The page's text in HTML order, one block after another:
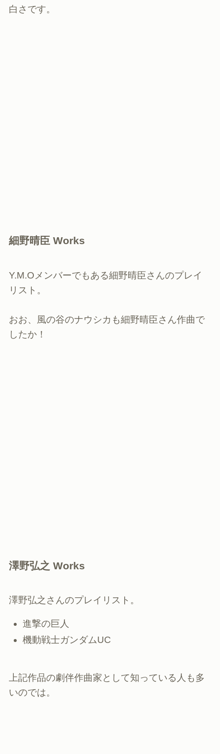
白さです。
細野晴臣 Works
Y.M.Oメンバーでもある細野晴臣さんのプレイ
リスト。
おお、風の谷のナウシカも細野晴臣さん作曲で
したか！
澤野弘之 Works
澤野弘之さんのプレイリスト。
進撃の巨人
機動戦士ガンダムUC
上記作品の劇伴作曲家として知っている人も多
いのでは。